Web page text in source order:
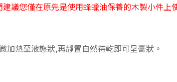
議您僅在原先是使用蜂蠟油保養的木製小件上
加熱至液態狀,再靜置自然待乾即可呈膏狀。